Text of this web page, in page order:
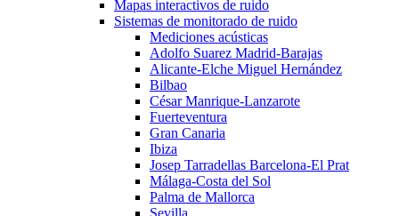
Mapas interactivos de ruido
Sistemas de monitorado de ruido
Mediciones acústicas
Adolfo Suarez Madrid-Barajas
Alicante-Elche Miguel Hernández
Bilbao
César Manrique-Lanzarote
Fuerteventura
Gran Canaria
Ibiza
Josep Tarradellas Barcelona-El Prat
Málaga-Costa del Sol
Palma de Mallorca
Sevilla